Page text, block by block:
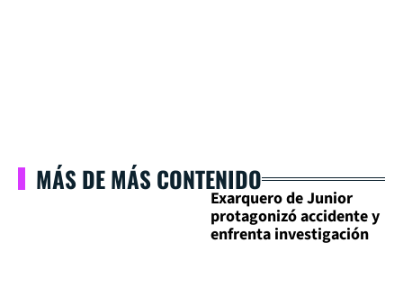
MÁS DE MÁS CONTENIDO
Exarquero de Junior
protagonizó accidente y
enfrenta investigación